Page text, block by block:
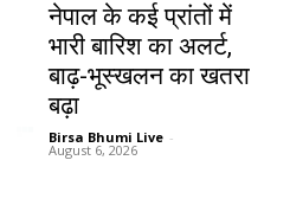
नेपाल के कई प्रांतों में
भारी बारिश का अलर्ट,
बाढ़-भूस्खलन का खतरा
बढ़ा
Birsa Bhumi Live -
August 6, 2026